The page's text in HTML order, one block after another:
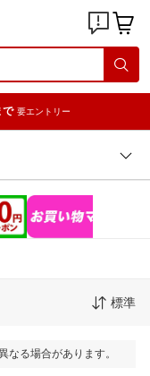
で 要エントリー
標準
なる場合があります。